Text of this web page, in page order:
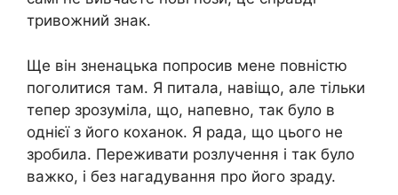
тривожний знак.
Ще він зненацька попросив мене повністю
поголитися там. Я питала, навіщо, але тільки
тепер зрозуміла, що, напевно, так було в
однієї з його коханок. Я рада, що цього не
зробила. Переживати розлучення і так було
важко, і без нагадування про його зраду.